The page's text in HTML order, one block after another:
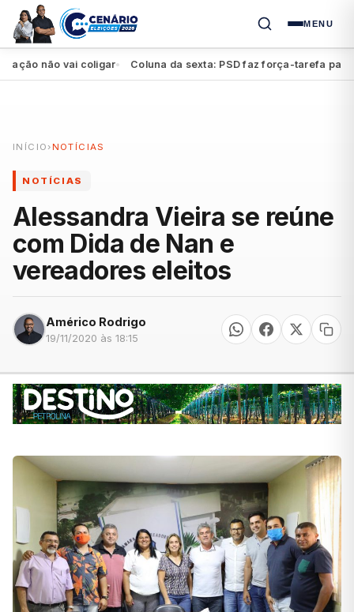
MENU
não vai coligar● Coluna da sexta: PSD faz força-tarefa para
INÍCIO › NOTÍCIAS
NOTÍCIAS
Alessandra Vieira se reúne
com Dida de Nan e
vereadores eleitos
Américo Rodrigo
19/11/2020 às 18:15